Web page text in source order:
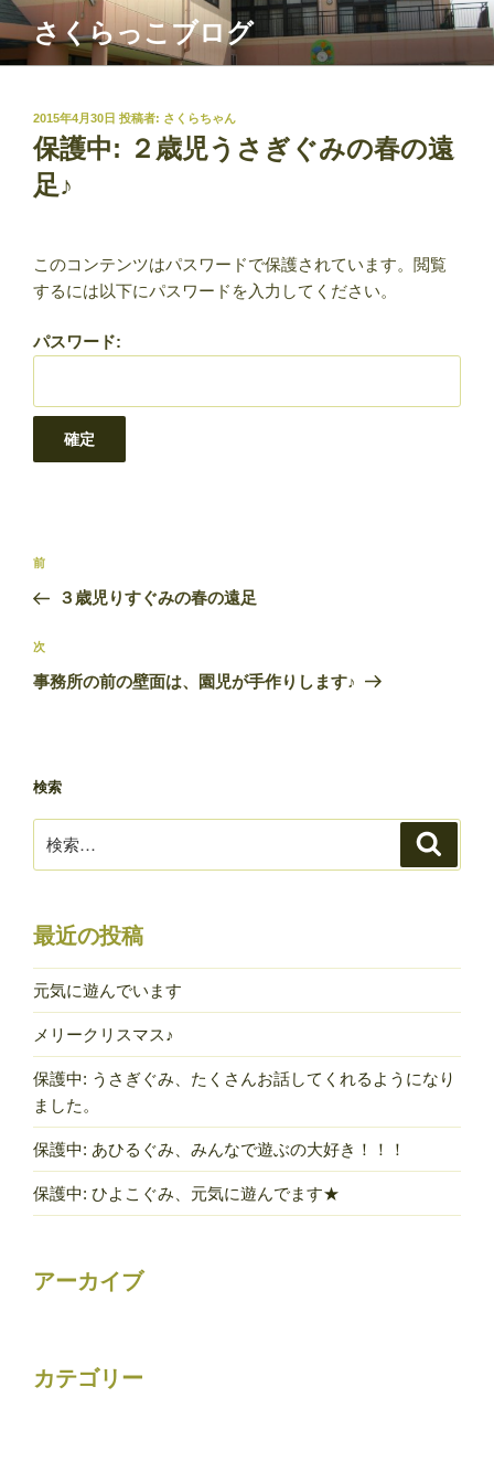
コ
ン
テ
さくらっこブログ
投
稿
日:
2015年4月30日 投稿者: さくらちゃん
保護中: ２歳児うさぎぐみの春の遠
足♪
このコンテンツはパスワードで保護されています。閲覧
するには以下にパスワードを入力してください。
パスワード:
投
ナ
ビ
ゲ
ン
前
の
稿
前
３歳児りすぐみの春の遠足
次
の
次
事務所の前の壁面は、園児が手作りします♪
検索
索:
最近の投稿
元気に遊んでいます
メリークリスマス♪
保護中: うさぎぐみ、たくさんお話してくれるようになり
ました。
保護中: あひるぐみ、みんなで遊ぶの大好き！！！
保護中: ひよこぐみ、元気に遊んでます★
アーカイブ
カテゴリー